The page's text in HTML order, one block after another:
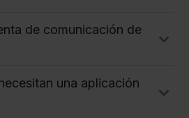
de comunicación de
una aplicación